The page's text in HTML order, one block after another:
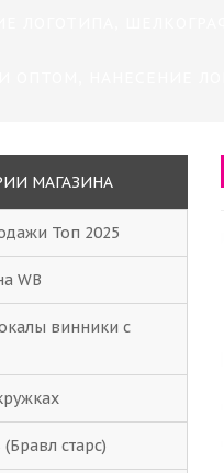
МАГАЗИНА
Топ 2025
WB
винники с
старс)